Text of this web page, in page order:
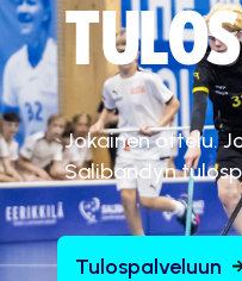
Jokainen ottelu.
Salibandyn
Tulospalveluun